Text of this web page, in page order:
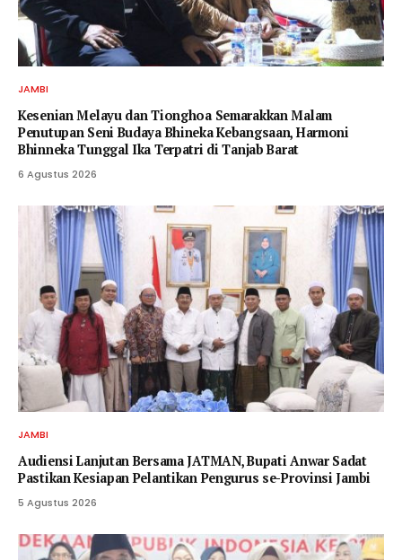
JAMBI
Kesenian Melayu dan Tionghoa Semarakkan Malam
Penutupan Seni Budaya Bhineka Kebangsaan, Harmoni
Bhinneka Tunggal Ika Terpatri di Tanjab Barat
6 Agustus 2026
JAMBI
Audiensi Lanjutan Bersama JATMAN, Bupati Anwar Sadat
Pastikan Kesiapan Pelantikan Pengurus se-Provinsi Jambi
5 Agustus 2026